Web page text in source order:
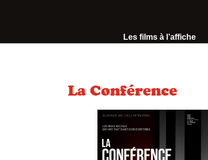
Les films à l’affiche
La Conférence